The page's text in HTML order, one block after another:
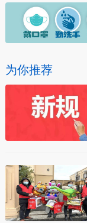
为你推荐